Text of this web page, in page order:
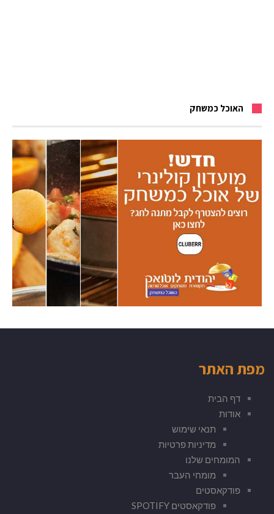
האוכל כמשחק
מפת האתר
דף הבית
אודות
תנאי שימוש
מדיניות פרטיות
המומחים שלנו
מומחי העבר
פודקאסטים
פודקאסטים SPOTIFY